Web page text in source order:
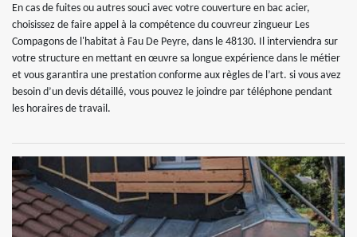
En cas de fuites ou autres souci avec votre couverture en bac acier,
choisissez de faire appel à la compétence du couvreur zingueur Les
Compagons de l'habitat à Fau De Peyre, dans le 48130. Il interviendra sur
votre structure en mettant en œuvre sa longue expérience dans le métier
et vous garantira une prestation conforme aux règles de l’art. si vous avez
besoin d’un devis détaillé, vous pouvez le joindre par téléphone pendant
les horaires de travail.